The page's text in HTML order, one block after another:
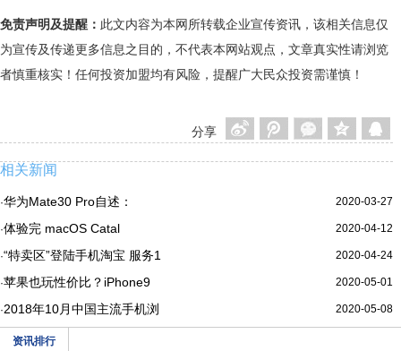
免责声明及提醒： 此文内容为本网所转载企业宣传资讯，该相关信息仅
为宣传及传递更多信息之目的，不代表本网站观点，文章真实性请浏览
者慎重核实！任何投资加盟均有风险，提醒广大民众投资需谨慎！
分享
相关新闻
2020-03-27
·华为Mate30 Pro自述：
2020-04-12
·体验完 macOS Catal
2020-04-24
·“特卖区”登陆手机淘宝 服务1
2020-05-01
·苹果也玩性价比？iPhone9
2020-05-08
·2018年10月中国主流手机浏
资讯排行